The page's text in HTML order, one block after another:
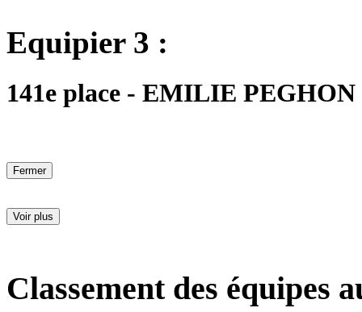
Equipier 3 :
141e place - EMILIE
Fermer
Voir plus
Classement des équipes